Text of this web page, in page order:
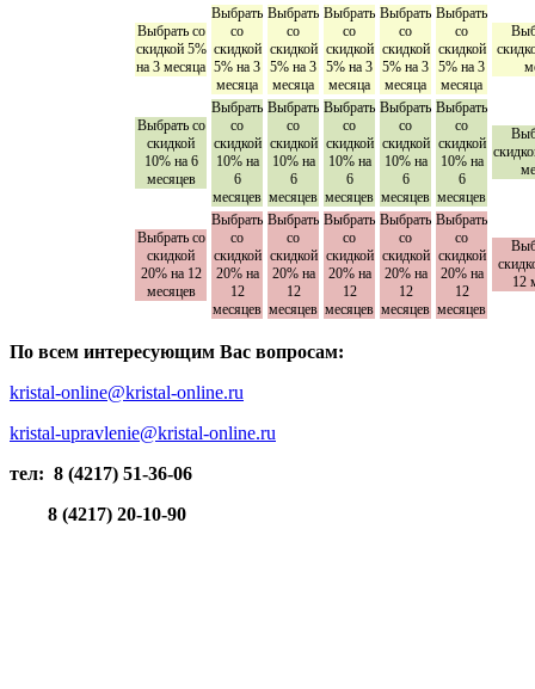
Выбрать со
скидкой 5%
на 3 месяца
Выбрать
со
скидкой
5% на 3
месяца
Выбрать
со
скидкой
5% на 3
месяца
Выбрать
со
скидкой
5% на 3
месяца
Выбрать
со
скидкой
5% на 3
месяца
Выбрать
со
скидкой
5% на 3
месяца
Выбрать со
скидкой
10% на 6
месяцев
Выбрать
со
скидкой
10% на
6
месяцев
Выбрать
со
скидкой
10% на
6
месяцев
Выбрать
со
скидкой
10% на
6
месяцев
Выбрать
со
скидкой
10% на
6
месяцев
Выбрать
со
скидкой
10% на
6
месяцев
Выбрать со
скидкой
20% на 12
месяцев
Выбрать
со
скидкой
20% на
12
месяцев
Выбрать
со
скидкой
20% на
12
месяцев
Выбрать
со
скидкой
20% на
12
месяцев
Выбрать
со
скидкой
20% на
12
месяцев
Выбрать
со
скидкой
20% на
12
месяцев
12
По всем интересующим Вас вопросам:
kristal-online@kristal-online.ru
kristal-upravlenie@kristal-online.ru
тел: 8 (4217) 51-36-06
8 (4217) 20-10-90